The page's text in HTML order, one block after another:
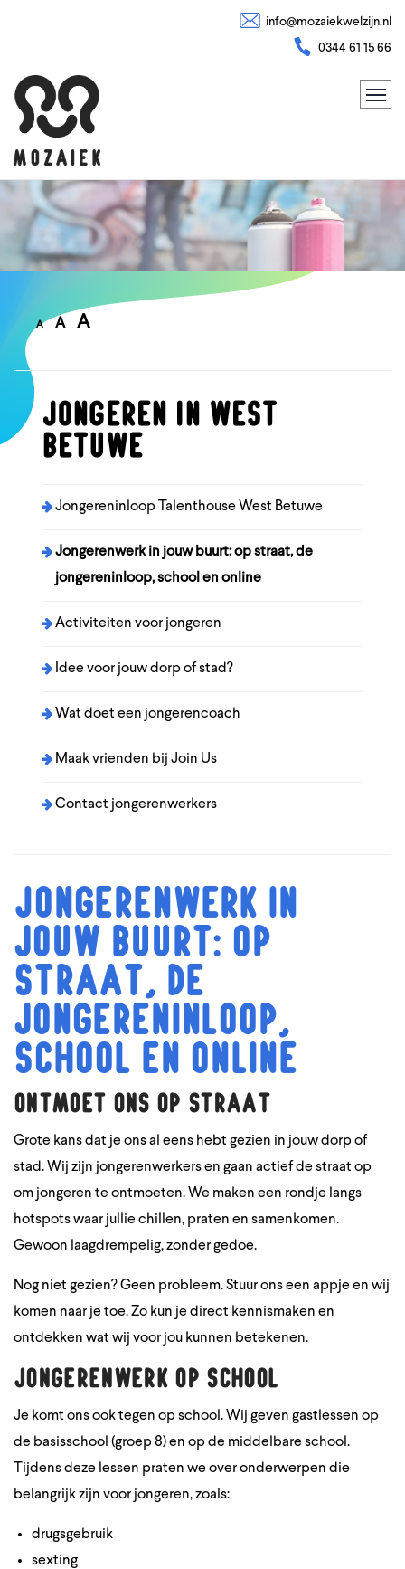
info@mozaiekwelzijn.nl
0344 61 15 66
A A A
Jongeren in West
Betuwe
Jongereninloop Talenthouse West Betuwe
Jongerenwerk in jouw buurt: op straat, de
jongereninloop, school en online
Activiteiten voor jongeren
Idee voor jouw dorp of stad?
Wat doet een jongerencoach
Maak vrienden bij Join Us
Contact jongerenwerkers
Jongerenwerk in
jouw buurt: op
straat, de
jongereninloop,
school en online
Ontmoet ons op straat
Grote kans dat je ons al eens hebt gezien in jouw dorp of
stad. Wij zijn jongerenwerkers en gaan actief de straat op
om jongeren te ontmoeten. We maken een rondje langs
hotspots waar jullie chillen, praten en samenkomen.
Gewoon laagdrempelig, zonder gedoe.
Nog niet gezien? Geen probleem. Stuur ons een appje en wij
komen naar je toe. Zo kun je direct kennismaken en
ontdekken wat wij voor jou kunnen betekenen.
Jongerenwerk op school
Je komt ons ook tegen op school. Wij geven gastlessen op
de basisschool (groep 8) en op de middelbare school.
Tijdens deze lessen praten we over onderwerpen die
belangrijk zijn voor jongeren, zoals:
drugsgebruik
sexting